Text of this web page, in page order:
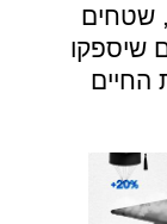
שטחים
שיספקו
החיים